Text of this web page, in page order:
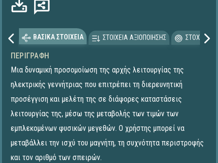
ΒΑΣΙΚΑ ΣΤΟΙΧΕΙΑ ΣΤΟΙΧΕΙΑ ΑΞΙΟΠΟΙΗΣΗΣ
ΠΕΡΙΓΡΑΦΉ
Μια δυναμική προσομοίωση της αρχής λειτουργίας της
ηλεκτρικής γεννήτριας που επιτρέπει τη διερευνητική
προσέγγιση και μελέτη της σε διάφορες καταστάσεις
λειτουργίας της, μέσω της μεταβολής των τιμών των
εμπλεκομένων φυσικών μεγεθών. Ο χρήστης μπορεί να
μεταβάλλει την ισχύ του μαγνήτη, τη συχνότητα περιστροφής
και τον αριθμό των σπειρών.